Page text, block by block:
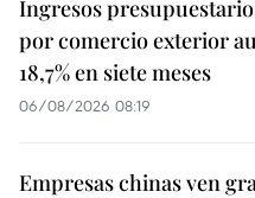
Ingresos
por comercio exterior
18,7% en siete meses
06/08/2026 08:19
Empresas chinas ven